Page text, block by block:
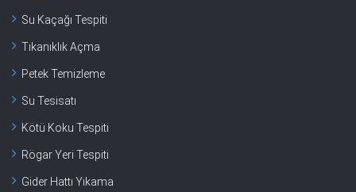
Su Kaçağı Tespiti
Tıkanıklık Açma
Petek Temizleme
Su Tesisatı
Kötü Koku Tespiti
Rögar Yeri Tespiti
Gider Hattı Yıkama